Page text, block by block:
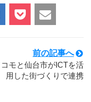
前の記事へ
コモと仙台市がICTを活
用した街づくりで連携